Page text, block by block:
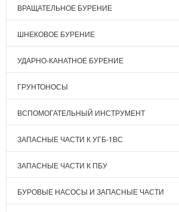
ВРАЩАТЕЛЬНОЕ БУРЕНИЕ
ШНЕКОВОЕ БУРЕНИЕ
УДАРНО-КАНАТНОЕ БУРЕНИЕ
ГРУНТОНОСЫ
ВСПОМОГАТЕЛЬНЫЙ ИНСТРУМЕНТ
ЗАПАСНЫЕ ЧАСТИ К УГБ-1ВС
ЗАПАСНЫЕ ЧАСТИ К ПБУ
БУРОВЫЕ НАСОСЫ И ЗАПАСНЫЕ ЧАСТИ